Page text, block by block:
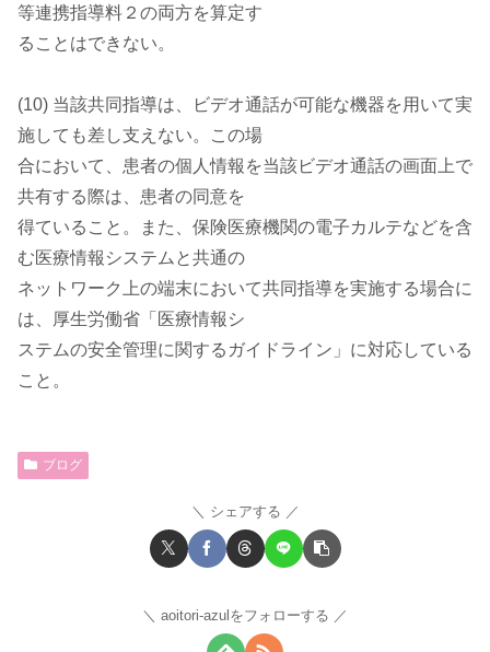
等連携指導料２の両方を算定す
ることはできない。
(10) 当該共同指導は、ビデオ通話が可能な機器を用いて実
施しても差し支えない。この場
合において、患者の個人情報を当該ビデオ通話の画面上で
共有する際は、患者の同意を
得ていること。また、保険医療機関の電子カルテなどを含
む医療情報システムと共通の
ネットワーク上の端末において共同指導を実施する場合に
は、厚生労働省「医療情報シ
ステムの安全管理に関するガイドライン」に対応している
こと。
ブログ
シェアする
aoitori-azulをフォローする